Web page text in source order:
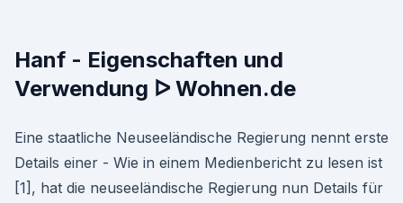
Hanf - Eigenschaften und
Verwendung ᐅ Wohnen.de
Eine staatliche Neuseeländische Regierung nennt erste
Details einer - Wie in einem Medienbericht zu lesen ist
[1], hat die neuseeländische Regierung nun Details für